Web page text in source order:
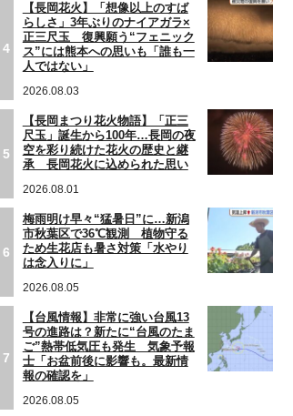
4
【長岡花火】「想像以上のすば
らしさ」3年ぶりのナイアガラ×
正三尺玉 復興願う“フェニック
ス”には熊本への思いも「誰も一
人ではない」
2026.08.03
5
【長岡まつり花火物語】「正三
尺玉」誕生から100年…長岡の夜
空を彩り続けた花火の歴史と継
承 長岡花火に込められた思い
2026.08.01
6
梅雨明け早々“猛暑日”に…新潟
市秋葉区で36℃観測 植物守る
ため生花店も暑さ対策「水やり
は念入りに」
2026.08.05
7
【台風情報】非常に強い台風13
号の進路は？新たに“台風のたま
ご”熱帯低気圧も発生 気象予報
士「お盆前後に影響も。最新情
報の確認を」
2026.08.05